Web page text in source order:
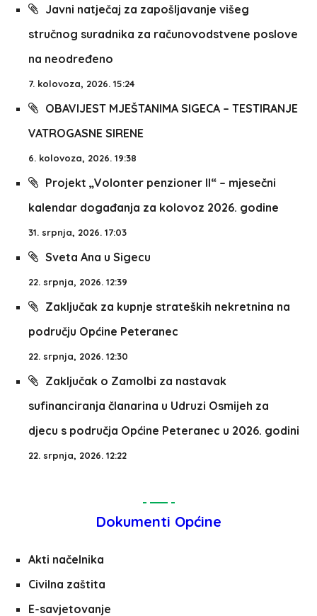
Javni natječaj za zapošljavanje višeg
stručnog suradnika za računovodstvene poslove
na neodređeno
7. kolovoza, 2026. 15:24
OBAVIJEST MJEŠTANIMA SIGECA – TESTIRANJE
VATROGASNE SIRENE
6. kolovoza, 2026. 19:38
Projekt „Volonter penzioner II“ – mjesečni
kalendar događanja za kolovoz 2026. godine
31. srpnja, 2026. 17:03
Sveta Ana u Sigecu
22. srpnja, 2026. 12:39
Zaključak za kupnje strateških nekretnina na
području Općine Peteranec
22. srpnja, 2026. 12:30
Zaključak o Zamolbi za nastavak
sufinanciranja članarina u Udruzi Osmijeh za
djecu s područja Općine Peteranec u 2026. godini
22. srpnja, 2026. 12:22
Dokumenti Općine
Akti načelnika
Civilna zaštita
E-savjetovanje